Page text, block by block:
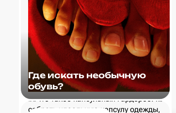
Где искать необычную
обувь?